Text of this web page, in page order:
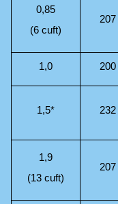
0,85
(6 cuft)
207
1,0 200
1,5* 232
1,9
(13 cuft)
207